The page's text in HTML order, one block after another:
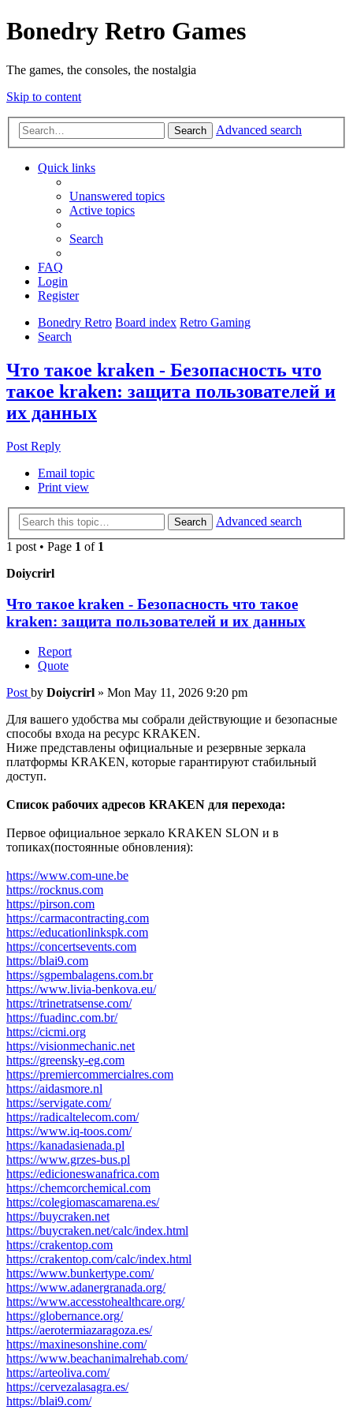
Bonedry Retro Games
The games, the consoles, the nostalgia
Skip to content
Search Advanced search
Quick links
Unanswered topics
Active topics
Search
FAQ
Login
Register
Bonedry Retro Board index Retro Gaming
Search
Что такое kraken - Безопасность что
такое kraken: защита пользователей и
их данных
Post Reply
Email topic
Print view
Search
Advanced search
1 post • Page 1 of 1
Doiycrirl
Что такое kraken - Безопасность что такое
kraken: защита пользователей и их данных
Report
Quote
Post by Doiycrirl » Mon May 11, 2026 9:20 pm
Для вашего удобства мы собрали действующие и безопасные
способы входа на ресурс KRAKEN.
Ниже представлены официальные и резервные зеркала
платформы KRAKEN, которые гарантируют стабильный
доступ.
Список рабочих адресов KRAKEN для перехода:
Первое официальное зеркало KRAKEN SLON и в
топиках(постоянные обновления):
https://www.com-une.be
https://rocknus.com
https://pirson.com
https://carmacontracting.com
https://educationlinkspk.com
https://concertsevents.com
https://blai9.com
https://sgpembalagens.com.br
https://www.livia-benkova.eu/
https://trinetratsense.com/
https://fuadinc.com.br/
https://cicmi.org
https://visionmechanic.net
https://greensky-eg.com
https://premiercommercialres.com
https://aidasmore.nl
https://servigate.com/
https://radicaltelecom.com/
https://www.iq-toos.com/
https://kanadasienada.pl
https://www.grzes-bus.pl
https://edicioneswanafrica.com
https://chemcorchemical.com
https://colegiomascamarena.es/
https://buycraken.net
https://buycraken.net/calc/index.html
https://crakentop.com
https://crakentop.com/calc/index.html
https://www.bunkertype.com/
https://www.adanergranada.org/
https://www.accesstohealthcare.org/
https://globernance.org/
https://aerotermiazaragoza.es/
https://maxinesonshine.com/
https://www.beachanimalrehab.com/
https://arteoliva.com/
https://cervezalasagra.es/
https://blai9.com/